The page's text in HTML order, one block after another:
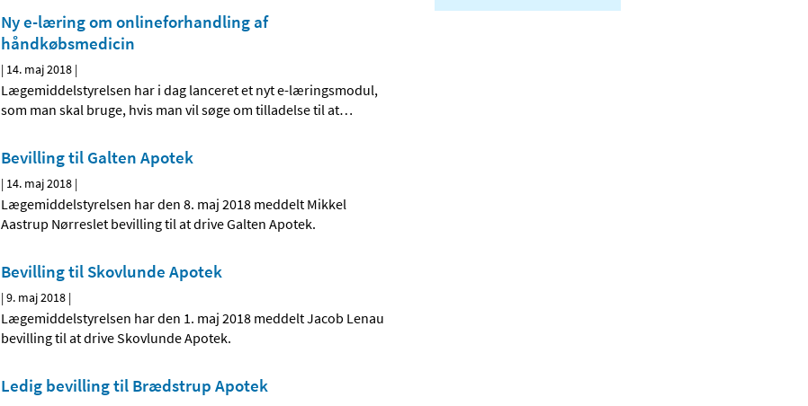
Ny e-læring om onlineforhandling af
håndkøbsmedicin
| 14. maj 2018 |
Lægemiddelstyrelsen har i dag lanceret et nyt e-læringsmodul,
som man skal bruge, hvis man vil søge om tilladelse til at…
Bevilling til Galten Apotek
| 14. maj 2018 |
Lægemiddelstyrelsen har den 8. maj 2018 meddelt Mikkel
Aastrup Nørreslet bevilling til at drive Galten Apotek.
Bevilling til Skovlunde Apotek
|9. maj 2018 |
Lægemiddelstyrelsen har den 1. maj 2018 meddelt Jacob Lenau
bevilling til at drive Skovlunde Apotek.
Ledig bevilling til Brædstrup Apotek